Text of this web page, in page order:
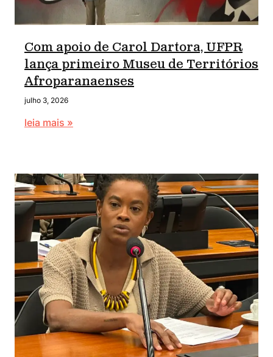
Com apoio de Carol Dartora, UFPR
lança primeiro Museu de Territórios
Afroparanaenses
julho 3, 2026
leia mais »